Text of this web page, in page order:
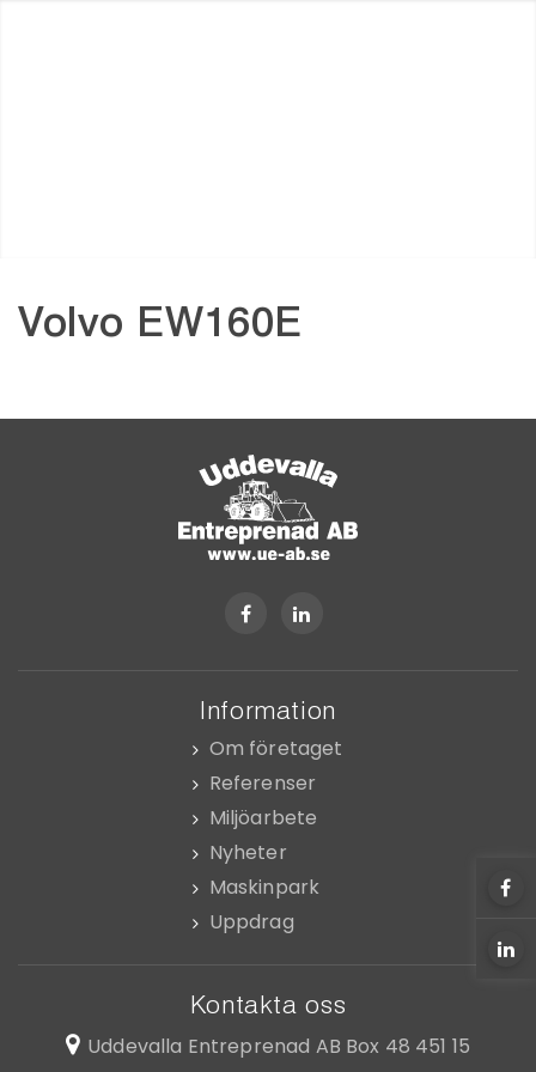
Volvo EW160E
Information
Om företaget
Referenser
Miljöarbete
Nyheter
Maskinpark
Uppdrag
Kontakta oss
Uddevalla Entreprenad AB Box 48 451 15